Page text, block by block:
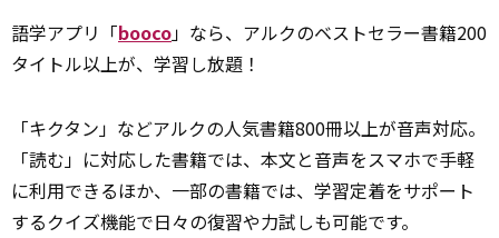
語学アプリ「booco」なら、アルクのベストセラー書籍200
タイトル以上が、学習し放題！
「キクタン」などアルクの人気書籍800冊以上が音声対応。
「読む」に対応した書籍では、本文と音声をスマホで手軽
に利用できるほか、一部の書籍では、学習定着をサポート
するクイズ機能で日々の復習や力試しも可能です。